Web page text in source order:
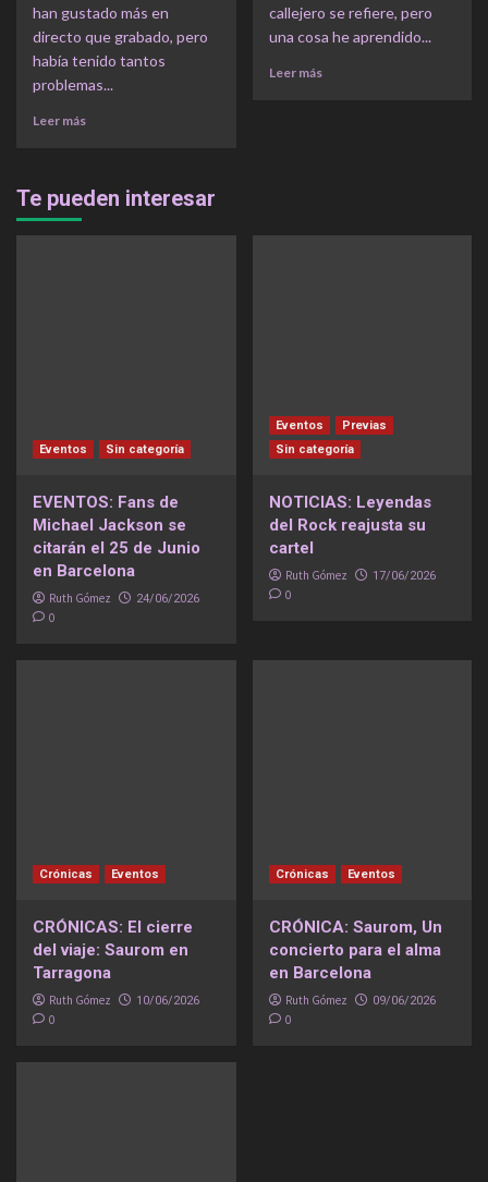
han gustado más en
directo que grabado, pero
había tenido tantos
problemas...
Leer más
callejero se refiere, pero
una cosa he aprendido...
Leer más
Te pueden interesar
Eventos Sin categoría
EVENTOS: Fans de
Michael Jackson se
citarán el 25 de Junio
en Barcelona
Ruth Gómez 24/06/2026
0
Eventos
Previas
Sin categoría
NOTICIAS: Leyendas
del Rock reajusta su
cartel
Ruth Gómez 17/06/2026
0
Crónicas Eventos
CRÓNICAS: El cierre
del viaje: Saurom en
Tarragona
Ruth Gómez 10/06/2026
0
Crónicas Eventos
CRÓNICA: Saurom, Un
concierto para el alma
en Barcelona
Ruth Gómez 09/06/2026
0